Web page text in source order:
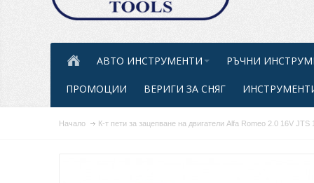
АВТО ИНСТРУМЕНТИ РЪЧНИ
ПРОМОЦИИ ВЕРИГИ ЗА СНЯГ
Начало К-т пети за зацепване на двигатели Alfa Romeo 2.0 16V